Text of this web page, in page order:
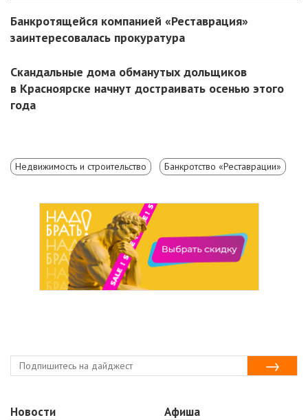
Банкротящейся компанией «Реставрация»
заинтересовалась прокуратура
Скандальные дома обманутых дольщиков
в Красноярске начнут достраивать осенью этого
года
Недвижимость и строительство Банкротство «Реставрации»
Новости
Афиша